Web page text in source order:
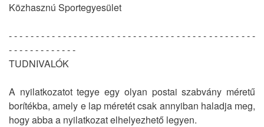
Közhasznú Sportegyesület
- - - - - - - - - - - - - - - - - - - - - - - - - - - - - - - - - - - - - - - - - - - - - -
- - - - - - - - - - - - -
TUDNIVALÓK
A nyilatkozatot tegye egy olyan postai szabvány méretű
borítékba, amely e lap méretét csak annyiban haladja meg,
hogy abba a nyilatkozat elhelyezhető legyen.